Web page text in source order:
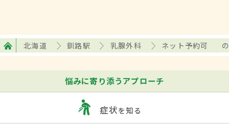
北海道 釧路駅 乳腺外科 ネット予約可
悩みに寄り添うアプローチ
症状を知る